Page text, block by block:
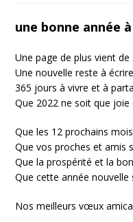
une bonne année
Une page de plus vient de
Une nouvelle reste à
365 jours à vivre et à
Que 2022 ne soit que joie
Que les 12 prochains
Que vos proches et amis
Que la prospérité et la
Que cette année nouvelle
Nos meilleurs vœux